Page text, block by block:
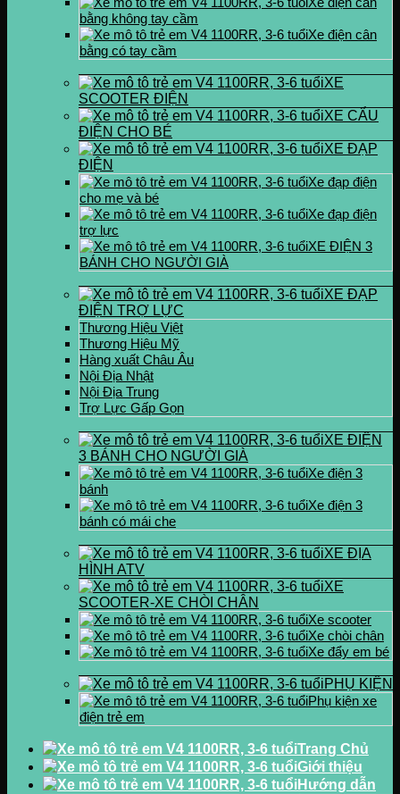
bằng không tay cầm
Xe điện cân
bằng có tay cầm
XE
SCOOTER ĐIỆN
XE CẨU
ĐIỆN CHO BÉ
XE ĐẠP
ĐIỆN
Xe đạp điện
cho mẹ và bé
Xe đạp điện
trợ lực
XE ĐIỆN 3
BÁNH CHO NGƯỜI GIÀ
XE ĐẠP
ĐIỆN TRỢ LỰC
Thương Hiệu Việt
Thương Hiệu Mỹ
Hàng xuất Châu Âu
Nội Địa Nhật
Nội Địa Trung
Trợ Lực Gấp Gọn
XE ĐIỆN
3 BÁNH CHO NGƯỜI GIÀ
Xe điện 3
bánh
Xe điện 3
bánh có mái che
XE ĐỊA
HÌNH ATV
XE
SCOOTER-XE CHÒI CHÂN
Xe scooter
Xe chòi chân
Xe đẩy em bé
PHỤ KIỆN
Phụ kiện xe
điện trẻ em
Trang Chủ
Giới thiệu
Hướng dẫn